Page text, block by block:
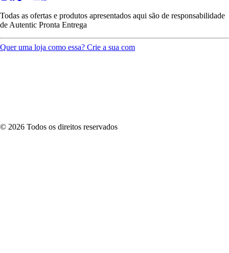
Todas as ofertas e produtos apresentados aqui são de responsabilidade
de Autentic Pronta Entrega
Quer uma loja como essa? Crie a sua com
© 2026 Todos os direitos reservados